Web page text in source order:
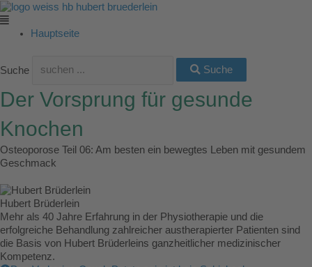
Zum
Inhalt
springen
Main
Menu
Hauptseite
Suche Suche
Der Vorsprung für gesunde
Knochen
Osteoporose Teil 06: Am besten ein bewegtes Leben mit gesundem
Geschmack
Hubert Brüderlein
Mehr als 40 Jahre Erfahrung in der Physiotherapie und die
erfolgreiche Behandlung zahlreicher austherapierter Patienten sind
die Basis von Hubert Brüderleins ganzheitlicher medizinischer
Kompetenz.
Main
Menu
Main
Menu
Main
Menu
Main
Menu